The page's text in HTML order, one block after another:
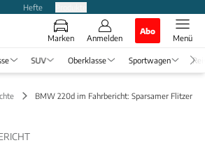
Hefte
Marken Anmelden
Abo
Menü
SUV Oberklasse Sportwagen
BMW 220d im Fahrbericht: Sparsamer Flitzer